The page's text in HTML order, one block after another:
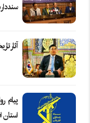
آثار
پیام
استان